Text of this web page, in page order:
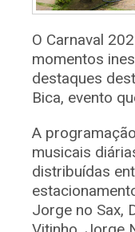
O Carnaval
momentos
destaques
Bica, evento
A
musicais
distribuídas
Jorge no Sax,